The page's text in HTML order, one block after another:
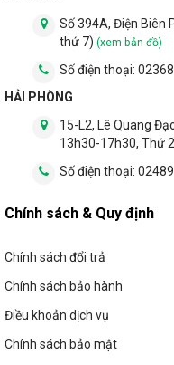
2.5. Dịch vụ uy tín
Khi mua hàng tại LED
Số 394A, Điện Biên
thứ 7) (xem bản đồ)
Số điện thoại:
HẢI PHÒNG
15-L2, Lê Quang
13h30-17h30, Thứ
Số điện thoại:
Chính sách & Quy định
Chính sách đổi trả
Chính sách bảo hành
Điều khoản dịch vụ
Chính sách bảo mật